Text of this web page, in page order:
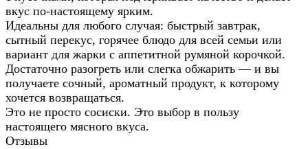
вкус по-настоящему ярким.
Идеальны для любого случая: быстрый завтрак,
сытный перекус, горячее блюдо для всей семьи или
вариант для жарки с аппетитной румяной корочкой.
Достаточно разогреть или слегка обжарить — и вы
получаете сочный, ароматный продукт, к которому
хочется возвращаться.
Это не просто сосиски. Это выбор в пользу
настоящего мясного вкуса.
Отзывы